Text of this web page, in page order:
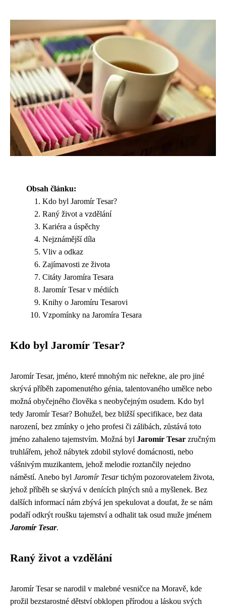
Obsah článku:
Kdo byl Jaromír Tesar?
Raný život a vzdělání
Kariéra a úspěchy
Nejznámější díla
Vliv a odkaz
Zajímavosti ze života
Citáty Jaromíra Tesara
Jaromír Tesar v médiích
Knihy o Jaromíru Tesarovi
Vzpomínky na Jaromíra Tesara
Kdo byl Jaromír Tesar?
Jaromír Tesar, jméno, které mnohým nic neřekne, ale pro jiné
skrývá příběh zapomenutého génia, talentovaného umělce nebo
možná obyčejného člověka s neobyčejným osudem. Kdo byl
tedy Jaromír Tesar? Bohužel, bez bližší specifikace, bez data
narození, bez zmínky o jeho profesi či zálibách, zůstává toto
jméno zahaleno tajemstvím. Možná byl Jaromír Tesar zručným
truhlářem, jehož nábytek zdobil stylové domácnosti, nebo
vášnivým muzikantem, jehož melodie roztančily nejedno
náměstí. Anebo byl Jaromír Tesartichým pozorovatelem života,
jehož příběh se skrývá v denících plných snů a myšlenek. Bez
dalších informací nám zbývá jen spekulovat a doufat, že se nám
podaří odkrýt roušku tajemství a odhalit tak osud muže jménem
Jaromír Tesar.
Raný život a vzdělání
Jaromír Tesar se narodil v malebné vesničce na Moravě, kde
prožil bezstarostné dětství obklopen přírodou a láskou svých